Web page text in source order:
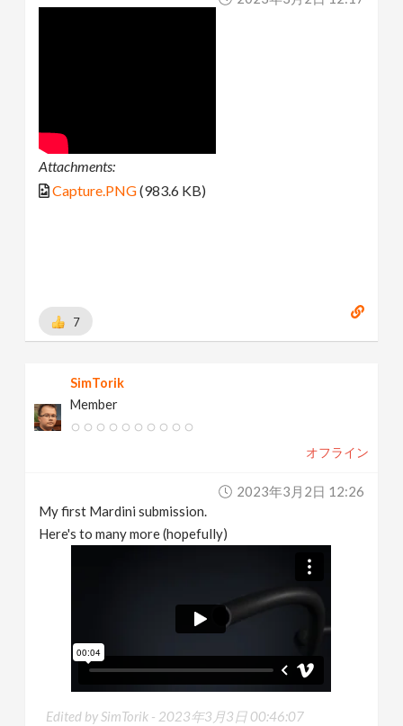
Attachments:
Capture.PNG(983.6 KB)
7
SimTorik
Member
オフライン
2023年3月2日 12:26
My first Mardini submission.
Here's to many more (hopefully)
Edited by SimTorik - 2023年3月3日 00:46:07